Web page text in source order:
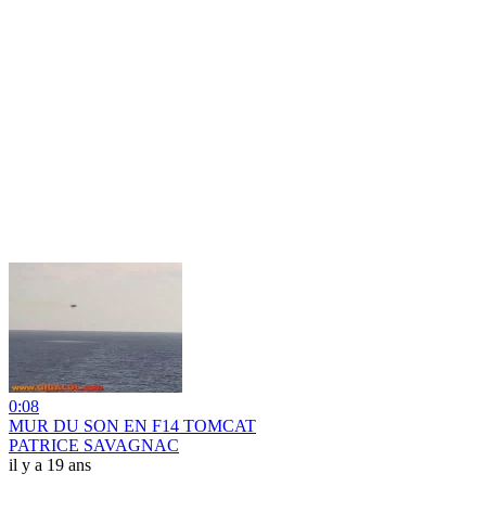
0:08
MUR DU SON EN F14 TOMCAT
PATRICE SAVAGNAC
il y a 19 ans